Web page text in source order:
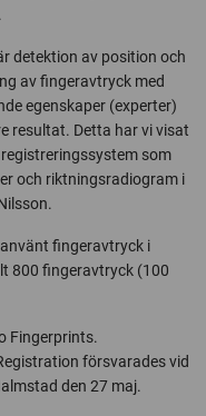
detektion av position och
av fingeravtryck med
egenskaper (experter)
resultat. Detta har vi visat
som
och riktningsradiogram i
fingeravtryck i
800 fingeravtryck (100
Fingerprints.
försvarades vid
den 27 maj.